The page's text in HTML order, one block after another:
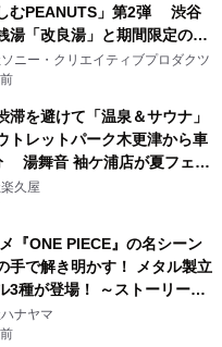
むPEANUTS」第2弾 渋谷
湯「改良湯」と期間限定のコ
ション サウナイキタイコラ
も発売決定！
ニー・クリエイティブプロダクツ
滞を避けて「温泉＆サウナ」
トレットパーク木更津から車
湯舞音 袖ケ浦店が夏フェア
を提供
久屋
『ONE PIECE』の名シーン
手で解き明かす！ メタル製立
3種が登場！ ～ストーリーと
が融合した 大人の体験型パズ
日(金)12時より先行予約受付
ナヤマ